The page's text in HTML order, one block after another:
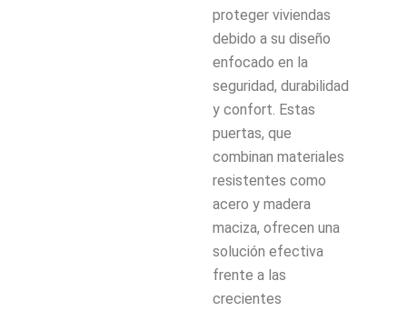
proteger viviendas
debido a su diseño
enfocado en la
seguridad, durabilidad
y confort. Estas
puertas, que
combinan materiales
resistentes como
acero y madera
maciza, ofrecen una
solución efectiva
frente a las
crecientes